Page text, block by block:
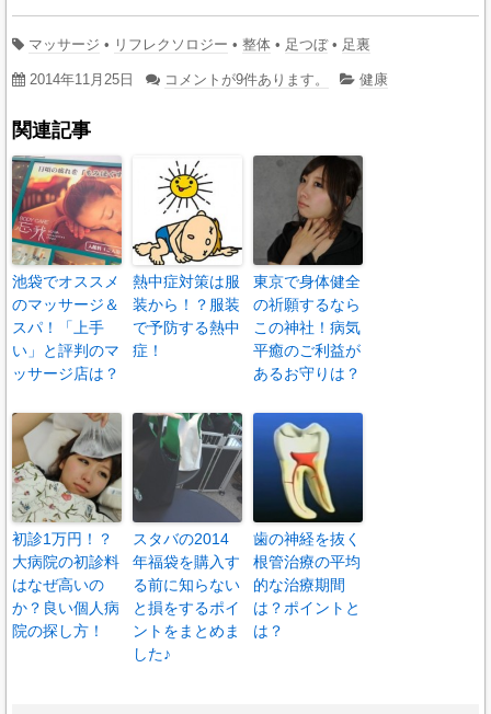
マッサージ • リフレクソロジー • 整体 • 足つぼ• 足裏
2014年11月25日 コメントが9件あります。 健康
関連記事
池袋でオススメ
のマッサージ＆
スパ！「上手
い」と評判のマ
ッサージ店は？
熱中症対策は服
装から！？服装
で予防する熱中
症！
東京で身体健全
の祈願するなら
この神社！病気
平癒のご利益が
あるお守りは？
初診1万円！？
大病院の初診料
はなぜ高いの
か？良い個人病
院の探し方！
スタバの2014
年福袋を購入す
る前に知らない
と損をするポイ
ントをまとめま
した♪
歯の神経を抜く
根管治療の平均
的な治療期間
は？ポイントと
は？